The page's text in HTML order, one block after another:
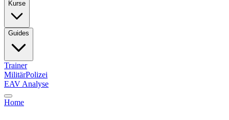
Kurse
Guides
Trainer
MilitärPolizei
EAV Analyse
Home